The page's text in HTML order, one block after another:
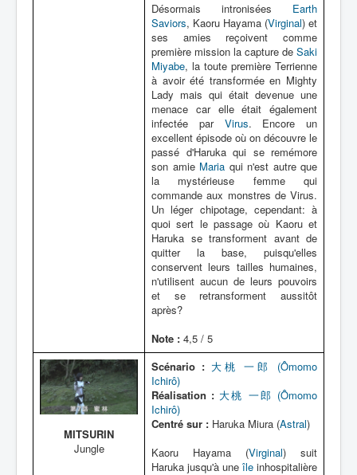
Désormais intronisées Earth
Saviors, Kaoru Hayama (Virginal) et
ses amies reçoivent comme
première mission la capture de Saki
Miyabe, la toute première Terrienne
à avoir été transformée en Mighty
Lady mais qui était devenue une
menace car elle était également
infectée par Virus. Encore un
excellent épisode où on découvre le
passé d'Haruka qui se remémore
son amie Maria qui n'est autre que
la mystérieuse femme qui
commande aux monstres de Virus.
Un léger chipotage, cependant: à
quoi sert le passage où Kaoru et
Haruka se transforment avant de
quitter la base, puisqu'elles
conservent leurs tailles humaines,
n'utilisent aucun de leurs pouvoirs
et se retransforment aussitôt
après?
Note : 4,5 / 5
MITSURIN
Jungle
Scénario : 大桃 一郎 (Ômomo
Ichirô)
Réalisation : 大桃 一郎 (Ômomo
Ichirô)
Centré sur : Haruka Miura (Astral)
Kaoru Hayama (Virginal) suit
Haruka jusqu'à une île inhospitalière